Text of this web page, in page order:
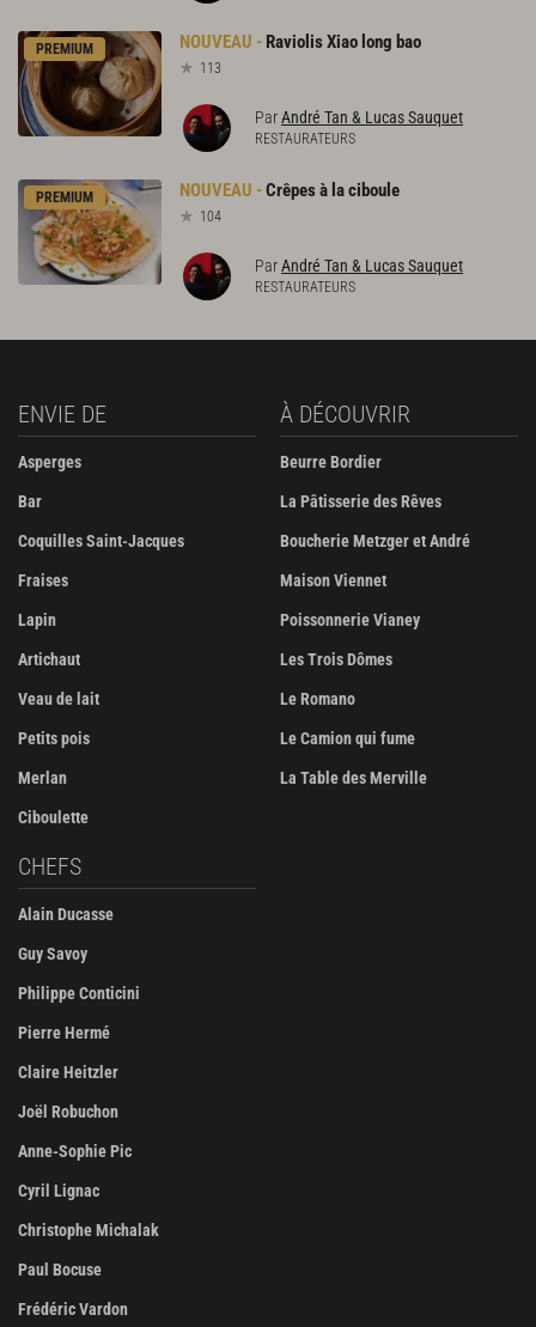
PREMIUM RaviolisXiao long bao
113
ParAndré Tan & Lucas Sauquet
RESTAURATEURS
PREMIUM Crêpesà laciboule
104
ParAndré Tan & Lucas Sauquet
RESTAURATEURS
ENVIE DE
Asperges
Bar
Coquilles Saint-Jacques
Fraises
Lapin
Artichaut
Veau de lait
Petits pois
Merlan
Ciboulette
À DÉCOUVRIR
Beurre Bordier
La Pâtisserie des Rêves
Boucherie Metzger et André
Maison Viennet
Poissonnerie Vianey
Les Trois Dômes
Le Romano
Le Camion qui fume
La Table des Merville
CHEFS
Alain Ducasse
Guy Savoy
Philippe Conticini
Pierre Hermé
Claire Heitzler
Joël Robuchon
Anne-Sophie Pic
Cyril Lignac
Christophe Michalak
Paul Bocuse
Frédéric Vardon